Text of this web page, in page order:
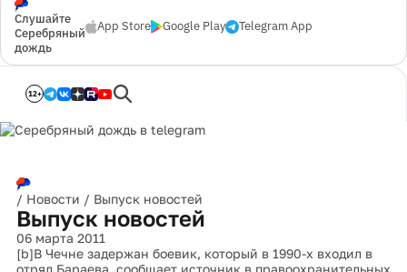
Слушайте
Серебряный
дождь
App Store Google Play Telegram App
12+
/ Новости / Выпуск новостей
Выпуск новостей
06 марта 2011
[b]В Чечне задержан боевик, который в 1990-х входил в